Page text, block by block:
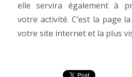
elle servira également à
votre activité. C’est la page
votre site internet et la plus